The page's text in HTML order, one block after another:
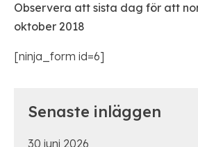
Observera att sista dag för att
oktober 2018
[ninja_form id=6]
Senaste inläggen
30 juni 2026